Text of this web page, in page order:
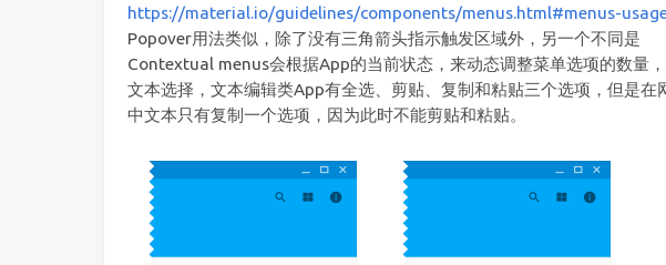
https://material.io/guidelines/components/menus.html#menus-
Popover用法类似，除了没有三角箭头指示触发区域外，另一个不同是
Contextual menus会根据App的当前状态，来动态调整菜单选项的数量
文本选择，文本编辑类App有全选、剪贴、复制和粘贴三个选项，但是在
中文本只有复制一个选项，因为此时不能剪贴和粘贴。